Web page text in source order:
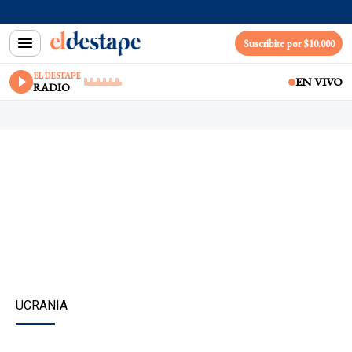
Suscribite por $10.000
EL DESTAPE
RADIO EN VIVO
UCRANIA